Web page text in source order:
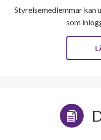
Styrelsemedlemmar kan
som